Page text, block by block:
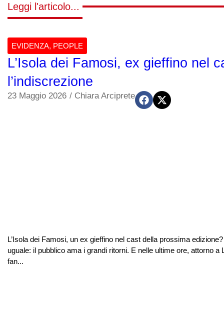
Leggi l'articolo...
EVIDENZA, PEOPLE
L’Isola dei Famosi, ex gieffino nel
l’indiscrezione
23 Maggio 2026 / Chiara Arciprete
L’Isola dei Famosi, un ex gieffino nel cast della prossima
uguale: il pubblico ama i grandi ritorni. E nelle ultime ore, attorno
fan...